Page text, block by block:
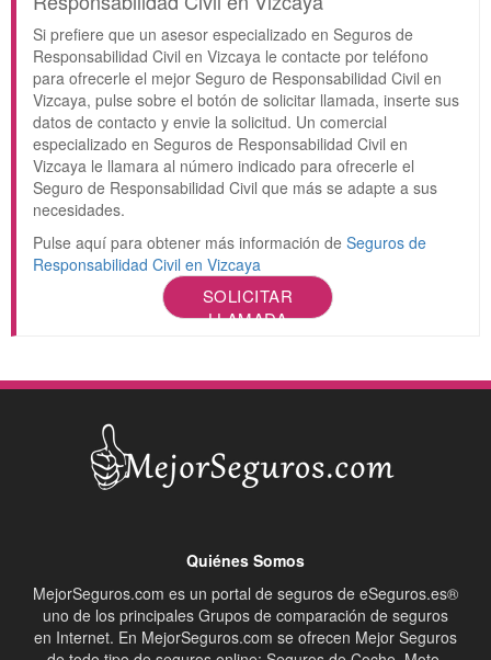
Si prefiere que un asesor especializado en Seguros de
Responsabilidad Civil en Vizcaya le contacte por teléfono
para ofrecerle el mejor Seguro de Responsabilidad Civil en
Vizcaya, pulse sobre el botón de solicitar llamada, inserte sus
datos de contacto y envie la solicitud. Un comercial
especializado en Seguros de Responsabilidad Civil en
Vizcaya le llamara al número indicado para ofrecerle el
Seguro de Responsabilidad Civil que más se adapte a sus
necesidades.
Pulse aquí para obtener más información de Seguros de
Responsabilidad Civil en Vizcaya
SOLICITAR
LLAMADA
Quiénes Somos
MejorSeguros.com es un portal de seguros de eSeguros.es®
uno de los principales Grupos de comparación de seguros
en Internet. En MejorSeguros.com se ofrecen Mejor Seguros